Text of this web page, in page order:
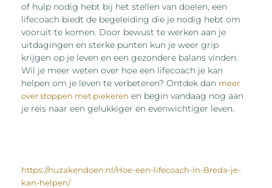
of hulp nodig hebt bij het stellen van doelen, een
lifecoach biedt de begeleiding die je nodig hebt om
vooruit te komen. Door bewust te werken aan je
uitdagingen en sterke punten kun je weer grip
krijgen op je leven en een gezondere balans vinden.
Wil je meer weten over hoe een lifecoach je kan
helpen om je leven te verbeteren? Ontdek dan meer
over stoppen met piekeren en begin vandaag nog aan
je reis naar een gelukkiger en evenwichtiger leven.
https://nuzakendoen.nl/Hoe-een-lifecoach-in-Breda-je-
kan-helpen/